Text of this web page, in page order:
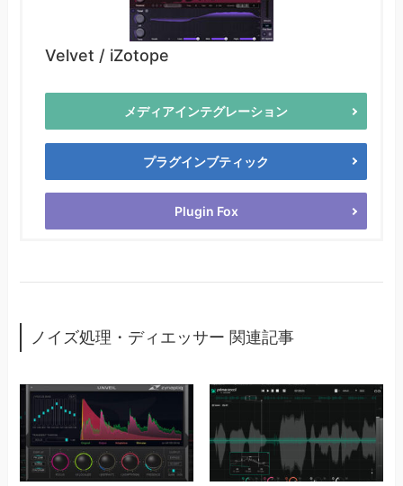
Velvet / iZotope
メディアインテグレーション
プラグインブティック
Plugin Fox
ノイズ処理・ディエッサー 関連記事